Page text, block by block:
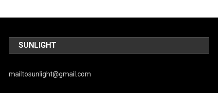
SUNLIGHT
mailtosunlight@gmail.com